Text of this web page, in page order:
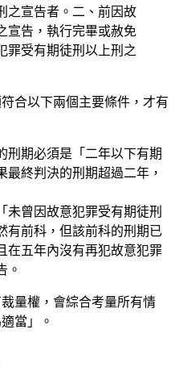
之宣告者。二、前因故
宣告，執行完畢或赦免
罪受有期徒刑以上刑之
合以下兩個主要條件，才有
刑期必須是「二年以下有期
終判決的刑期超過二年，
未曾因故意犯罪受有期徒刑
有前科，但該前科的刑期已
在五年內沒有再犯故意犯罪
。
量權，會綜合考量所有情
當」。